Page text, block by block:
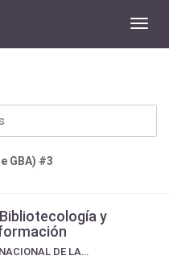
GBA) #3
y
UNLP - UNIVERSIDAD NACIONAL DE LA PLATA